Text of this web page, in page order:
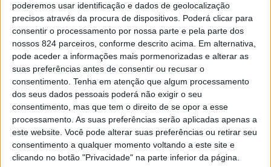
poderemos usar identificação e dados de geolocalização
precisos através da procura de dispositivos. Poderá clicar para
consentir o processamento por nossa parte e pela parte dos
nossos 824 parceiros, conforme descrito acima. Em alternativa,
pode aceder a informações mais pormenorizadas e alterar as
suas preferências antes de consentir ou recusar o
consentimento. Tenha em atenção que algum processamento
dos seus dados pessoais poderá não exigir o seu
consentimento, mas que tem o direito de se opor a esse
processamento. As suas preferências serão aplicadas apenas a
este website. Você pode alterar suas preferências ou retirar seu
consentimento a qualquer momento voltando a este site e
clicando no botão "Privacidade" na parte inferior da página.
Obrigado por todas as vezes que tu ficaste sem
que eu precisasse pedir. Por me permitires
deixar sempre a porta aberta, sabendo que tu
não sairias por ela. É raro quando encontramos
alguém que vem e estaciona a sua vida junto à
nossa, ainda mais quando estamos tão
acostumados a ser meros passageiros na vida
dos outros.
Sou grato por me aceitares do jeito que eu sou,